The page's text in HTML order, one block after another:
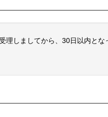
しましてから、30日以内と